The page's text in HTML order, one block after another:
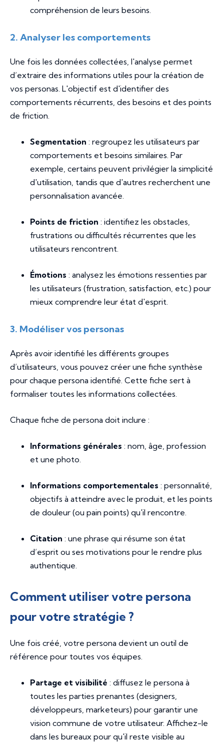
compréhension de leurs besoins.
2. Analyser les comportements
Une fois les données collectées, l'analyse permet
d’extraire des informations utiles pour la création de
vos personas. L'objectif est d'identifier des
comportements récurrents, des besoins et des points
de friction.
Segmentation : regroupez les utilisateurs par
comportements et besoins similaires. Par
exemple, certains peuvent privilégier la simplicité
d'utilisation, tandis que d'autres recherchent une
personnalisation avancée.
Points de friction : identifiez les obstacles,
frustrations ou difficultés récurrentes que les
utilisateurs rencontrent.
Émotions : analysez les émotions ressenties par
les utilisateurs (frustration, satisfaction, etc.) pour
mieux comprendre leur état d'esprit.
3. Modéliser vos personas
Après avoir identifié les différents groupes
d’utilisateurs, vous pouvez créer une fiche synthèse
pour chaque persona identifié. Cette fiche sert à
formaliser toutes les informations collectées.
Chaque fiche de persona doit inclure :
Informations générales : nom, âge, profession
et une photo.
Informations comportementales : personnalité,
objectifs à atteindre avec le produit, et les points
de douleur (ou pain points) qu'il rencontre.
Citation : une phrase qui résume son état
d’esprit ou ses motivations pour le rendre plus
authentique.
Comment utiliser votre persona
pour votre stratégie ?
Une fois créé, votre persona devient un outil de
référence pour toutes vos équipes.
Partage et visibilité : diffusez le persona à
toutes les parties prenantes (designers,
développeurs, marketeurs) pour garantir une
vision commune de votre utilisateur. Affichez-le
dans les bureaux pour qu'il reste visible au